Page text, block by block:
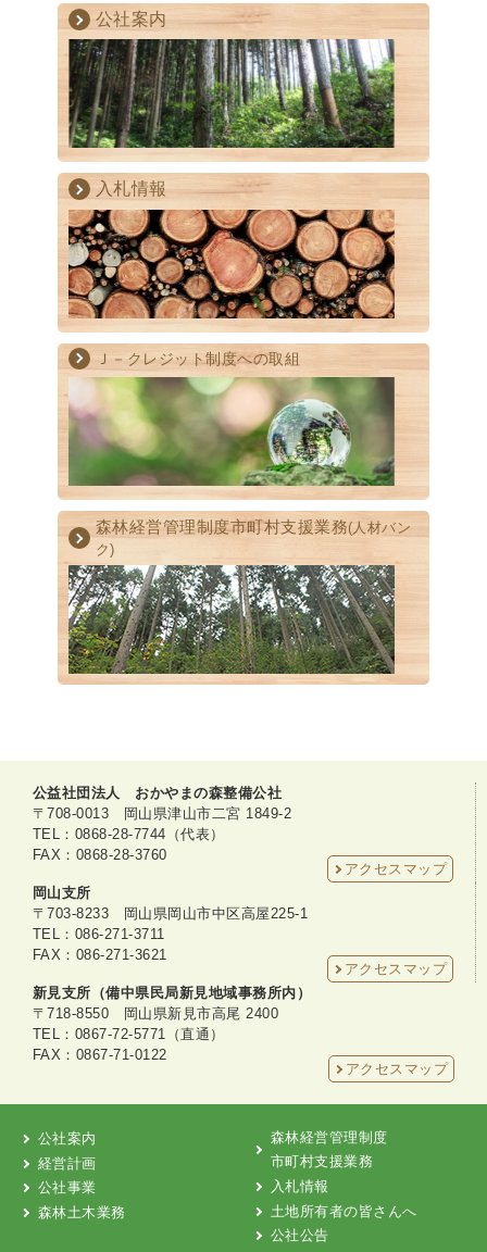
公社案内
入札情報
Ｊ－クレジット制度への取組
森林経営管理制度市町村支援業務(人材バン
ク)
公益社団法人 おかやまの森整備公社
〒708-0013 岡山県津山市二宮 1849-2
TEL：0868-28-7744（代表）
FAX：0868-28-3760
アクセスマップ
岡山支所
〒703-8233 岡山県岡山市中区高屋225-1
TEL：086-271-3711
FAX：086-271-3621
アクセスマップ
新見支所（備中県民局新見地域事務所内）
〒718-8550 岡山県新見市高尾 2400
TEL：0867-72-5771（直通）
FAX：0867-71-0122
アクセスマップ
公社案内
経営計画
公社事業
森林土木業務
森林経営管理制度
市町村支援業務
入札情報
土地所有者の皆さんへ
公社公告